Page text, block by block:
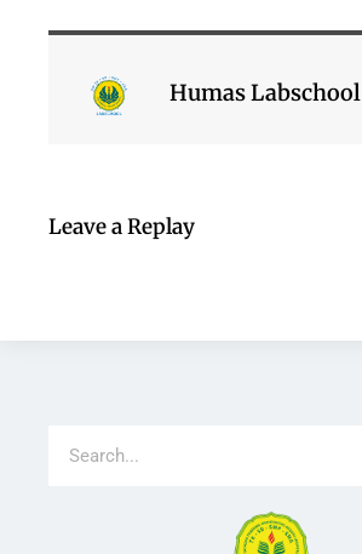
Humas Labschool
Leave a Replay